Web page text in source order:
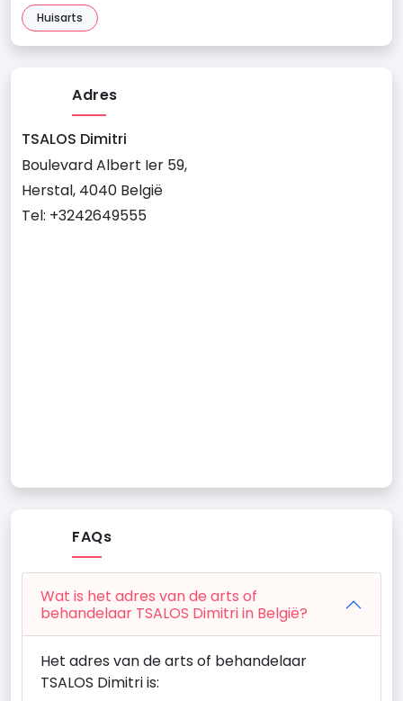
Huisarts
Adres
TSALOS Dimitri
Boulevard Albert Ier 59,
Herstal, 4040 België
Tel: +3242649555
FAQs
Wat is het adres van de arts of
behandelaar TSALOS Dimitri in België?
Het adres van de arts of behandelaar
TSALOS Dimitri is: